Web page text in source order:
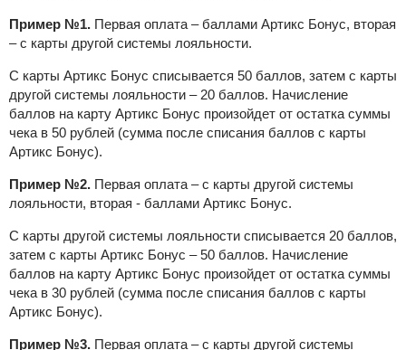
Пример №1.Первая оплата – баллами Артикс Бонус, вторая
– с карты другой системы лояльности.
С карты Артикс Бонус списывается 50 баллов, затем с карты
другой системы лояльности – 20 баллов. Начисление
баллов на карту Артикс Бонус произойдет от остатка суммы
чека в 50 рублей (сумма после списания баллов с карты
Артикс Бонус).
Пример №2.Первая оплата – с карты другой системы
лояльности, вторая - баллами Артикс Бонус.
С карты другой системы лояльности списывается 20 баллов,
затем с карты Артикс Бонус – 50 баллов. Начисление
баллов на карту Артикс Бонус произойдет от остатка суммы
чека в 30 рублей (сумма после списания баллов с карты
Артикс Бонус).
Пример №3. Первая оплата – с карты другой системы